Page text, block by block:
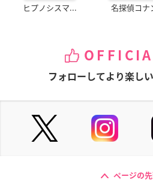
ヒプノシスマ... 名探偵コナ
フォローしてより楽し
ページの